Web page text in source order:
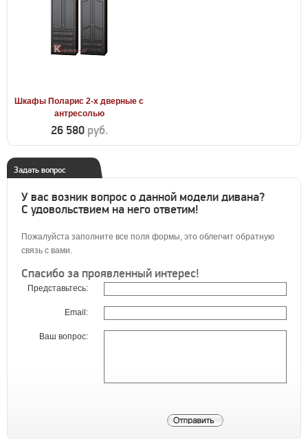
Шкафы Поларис 2-х дверные с
антресолью
26 580 руб.
Задать вопрос
У вас возник вопрос о данной модели дивана?
С удовольствием на него ответим!
Пожалуйста заполните все поля формы, это облегчит обратную
связь с вами.
Спасибо за проявленный интерес!
Представьтесь:
Email:
Ваш вопрос: